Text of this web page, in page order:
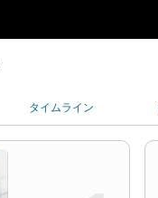
タイムライン